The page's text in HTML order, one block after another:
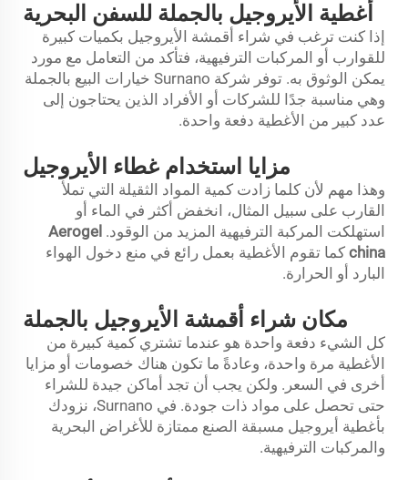
أغطية الأيروجيل بالجملة للسفن البحرية
إذا كنت ترغب في شراء أقمشة الأيروجيل بكميات كبيرة
للقوارب أو المركبات الترفيهية، فتأكد من التعامل مع مورد
يمكن الوثوق به. توفر شركة Surnano خيارات البيع بالجملة
وهي مناسبة جدًا للشركات أو الأفراد الذين يحتاجون إلى
عدد كبير من الأغطية دفعة واحدة.
مزايا استخدام غطاء الأيروجيل
وهذا مهم لأن كلما زادت كمية المواد الثقيلة التي تملأ
القارب على سبيل المثال، انخفض أكثر في الماء أو
استهلكت المركبة الترفيهية المزيد من الوقود. Aerogel
china كما تقوم الأغطية بعمل رائع في منع دخول الهواء
البارد أو الحرارة.
مكان شراء أقمشة الأيروجيل بالجملة
كل الشيء دفعة واحدة هو عندما تشتري كمية كبيرة من
الأغطية مرة واحدة، وعادةً ما تكون هناك خصومات أو مزايا
أخرى في السعر. ولكن يجب أن تجد أماكن جيدة للشراء
حتى تحصل على مواد ذات جودة. في Surnano، نزودك
بأغطية أيروجيل مسبقة الصنع ممتازة للأغراض البحرية
والمركبات الترفيهية.